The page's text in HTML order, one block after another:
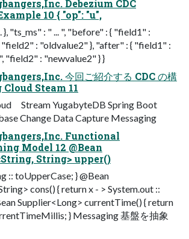
Debezium CDC
10 { "op": "u",
}, "ts_ms" : " ... ", "before" : { "field1" :
"field2" : "oldvalue2" }, "after" : { "field1" :
"field2" : "newvalue2" } }
今回ご紹介する CDC の構
Cloud Steam 11
Stream YugabyteDB Spring Boot
Change Data Capture Messaging
Functional
Model 12 @Bean
String> upper()
:: toUpperCase; } @Bean
cons() { return x - > System.out ::
Supplier<Long> currentTime() { return
} Messaging 基盤を抽象